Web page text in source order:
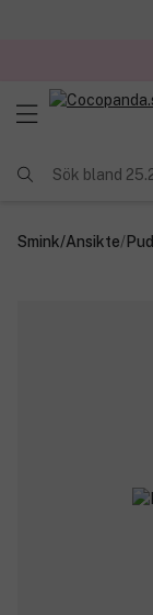
Sök bland
Smink/Ansikte/